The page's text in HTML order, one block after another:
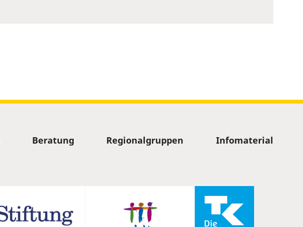
Beratung Regionalgruppen Infomaterial